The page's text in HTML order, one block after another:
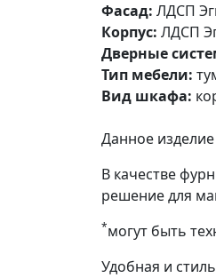
Фасад: ЛДСП
Корпус: ЛДСП
Дверные
Тип мебели:
Вид шкафа:
Данное
В качестве
решение для
*могут быть
Удобная и